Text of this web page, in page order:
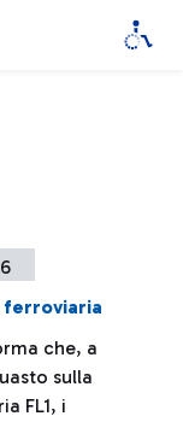
ferroviaria
che, a
sulla
FL1, i